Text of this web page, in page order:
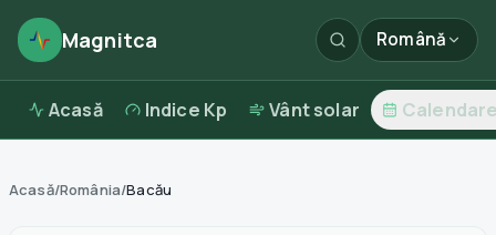
Magnitca Română
Acasă Indice Kp Vânt solar
Acasă/România/Bacău